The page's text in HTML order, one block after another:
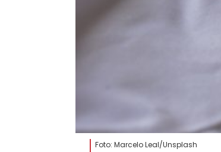
Foto: Marcelo Leal/Unsplash